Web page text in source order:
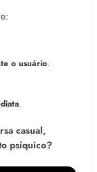
o usuário.
.
casual,
psíquico?